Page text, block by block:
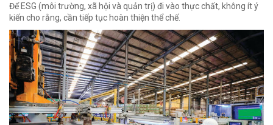
Để ESG (môi trường, xã hội và quản trị) đi vào thực chất, không ít ý
kiến cho rằng, cần tiếp tục hoàn thiện thể chế.